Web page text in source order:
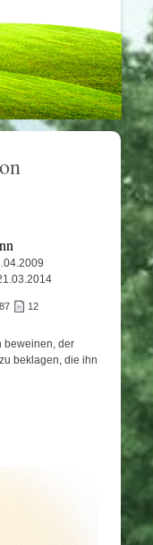
12
beweinen, der
beklagen, die ihn